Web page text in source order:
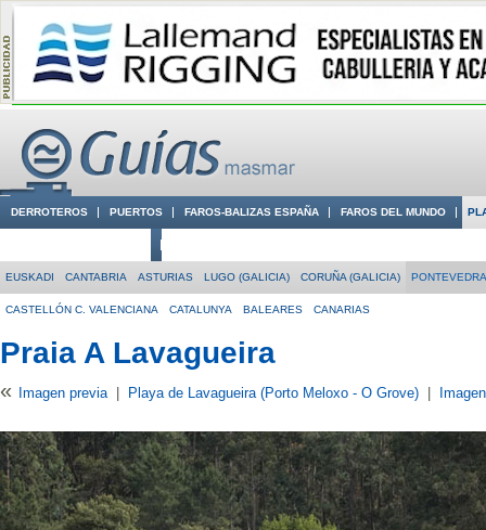
DERROTEROS PUERTOS FAROS-BALIZAS ESPAÑA FAROS DEL MUNDO
EUSKADI CANTABRIA ASTURIAS LUGO (GALICIA) CORUÑA (GALICIA)
CASTELLÓN C. VALENCIANA CATALUNYA BALEARES CANARIAS
Praia A Lavagueira
« Imagen previa | Playa de Lavagueira (Porto Meloxo - O Grove) |